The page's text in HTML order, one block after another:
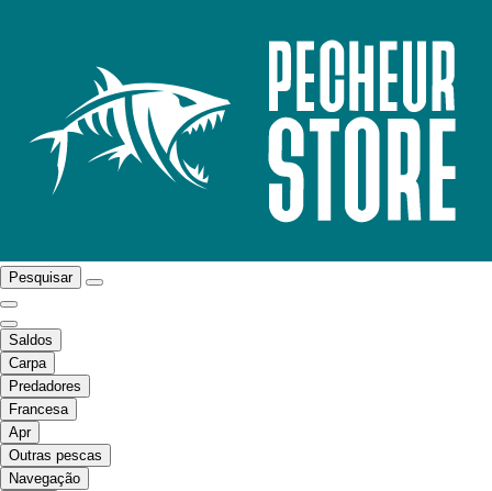
Pesquisar
Saldos
Carpa
Predadores
Francesa
Apr
Outras pescas
Navegação